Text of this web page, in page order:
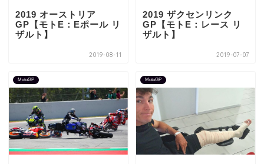
2019 オーストリア
GP【モトE：Eポール リ
ザルト】
2019-08-11
2019 ザクセンリンク
GP【モトE：レース リ
ザルト】
2019-07-07
MotoGP MotoGP